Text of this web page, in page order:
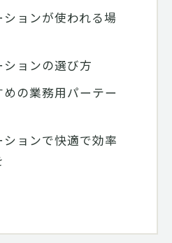
ョンが使われる場
ョンの選び方
の業務用パーテー
ョンで快適で効率